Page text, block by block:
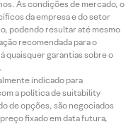
As condições de mercado, o
da empresa e do setor
podendo resultar até mesmo
recomendada para o
quaisquer garantias sobre o
indicado para
a política de suitability
de opções, são negociados
fixado em data futura,